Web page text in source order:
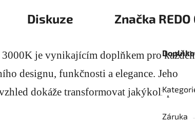
Diskuze Značka REDO
3000K je vynikajícím doplňkem pro
designu, funkčnosti a elegance. Jeho
dokáže transformovat jakýkoli
Záruka